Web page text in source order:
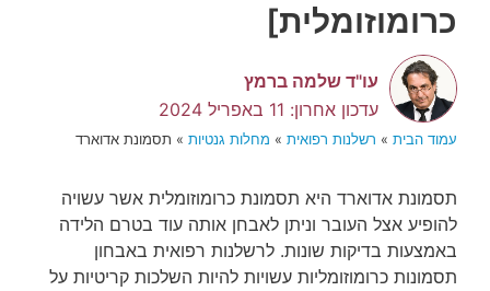
כרומוזומלית]
עו"ד שלמה ברמץ
11 באפריל 2024
עמוד הבית » רשלנות רפואית » מחלות גנטיות » תסמונת אדוארד
תסמונת אדוארד היא תסמונת כרומוזומלית אשר עשויה
להופיע אצל העובר וניתן לאבחן אותה עוד בטרם הלידה
באמצעות בדיקות שונות. לרשלנות רפואית באבחון
תסמונות כרומוזומליות עשויות להיות השלכות קריטיות על